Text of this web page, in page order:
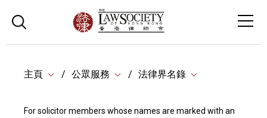
主頁 公眾服務 法律界名錄
For solicitor members whose names are marked with an